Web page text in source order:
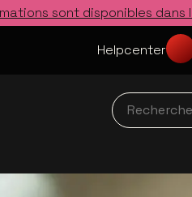
sont disponibles dans
Helpcenter
Recherchez